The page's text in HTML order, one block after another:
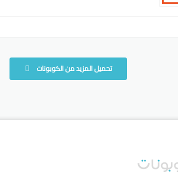
تحميل المزيد من الكوبونات